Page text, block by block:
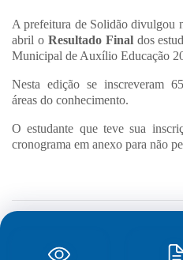
A prefeitura de Solidão divulgou
abril o Resultado Finaldos
Municipal de Auxílio Educação
Nesta edição se inscreveram
áreas do conhecimento.
O estudante que teve sua
cronograma em anexo para não